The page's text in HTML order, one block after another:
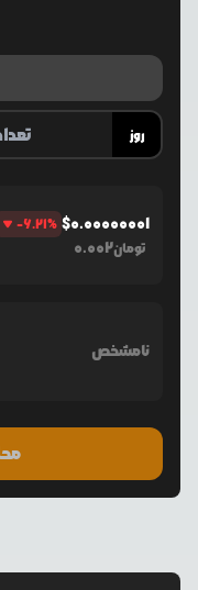
روز
-6.21% $0.00000001
0.002تومان
نامشخص